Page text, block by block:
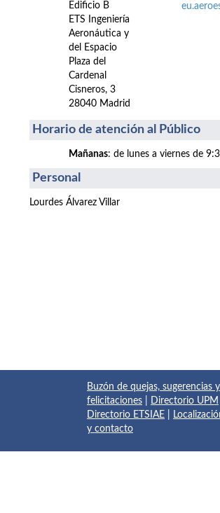
Edificio B
ETS Ingeniería
Aeronáutica y
del Espacio
Plaza del
Cardenal
Cisneros, 3
28040 Madrid
Horario de atención al Público
Mañanas: de lunes a viernes de
Personal
Lourdes Álvarez Villar
Buzón de quejas, sugerencias y
felicitaciones
Directorio UPM
Directorio ETSIAE
y contacto